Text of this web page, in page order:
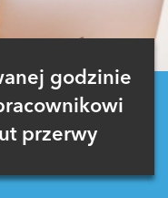
godzinie
przerwy